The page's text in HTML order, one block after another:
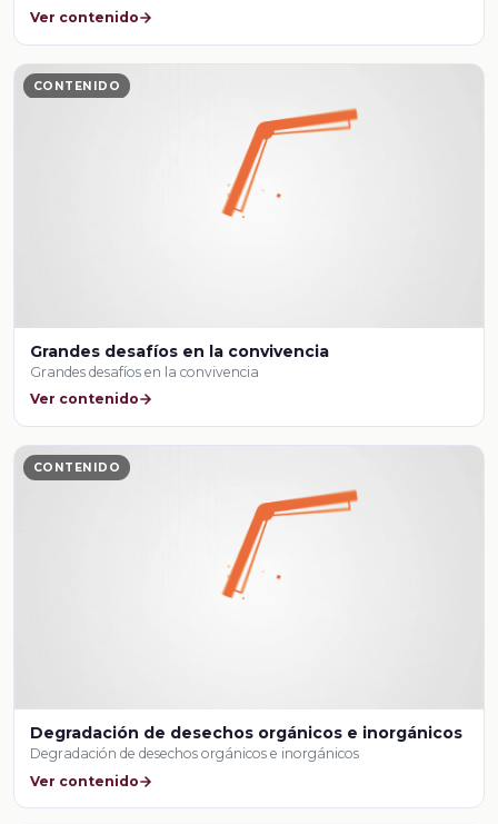
Ver contenido
CONTENIDO
Grandes desafíos en la convivencia
Grandes desafíos en la convivencia
Ver contenido
CONTENIDO
Degradación de desechos orgánicos e inorgánicos
Degradación de desechos orgánicos e inorgánicos
Ver contenido